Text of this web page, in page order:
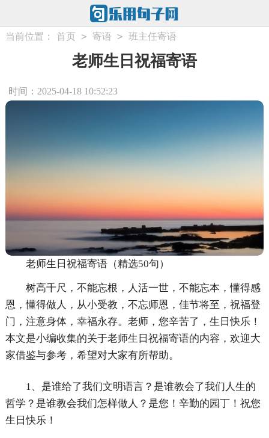
当前位置： 首页 > 寄语 > 班主任寄语
老师生日祝福寄语
时间：2025-04-18 10:52:23
老师生日祝福寄语（精选50句）
树高千尺，不能忘根，人活一世，不能忘本，懂得感
恩，懂得做人，从小受教，不忘师恩，佳节将至，祝福登
门，注意身体，幸福永存。老师，您辛苦了，生日快乐！
本文是小编收集的关于老师生日祝福寄语的内容，欢迎大
家借鉴与参考，希望对大家有所帮助。
1、是谁给了我们文明语言？是谁教会了我们人生的
哲学？是谁教会我们怎样做人？是您！辛勤的园丁！祝您
生日快乐！